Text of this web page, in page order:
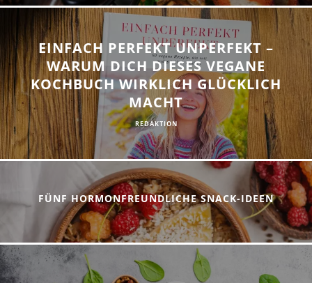
EINFACH PERFEKT UNPERFEKT –
WARUM DICH DIESES VEGANE
KOCHBUCH WIRKLICH GLÜCKLICH
MACHT
REDAKTION
FÜNF HORMONFREUNDLICHE SNACK-IDEEN